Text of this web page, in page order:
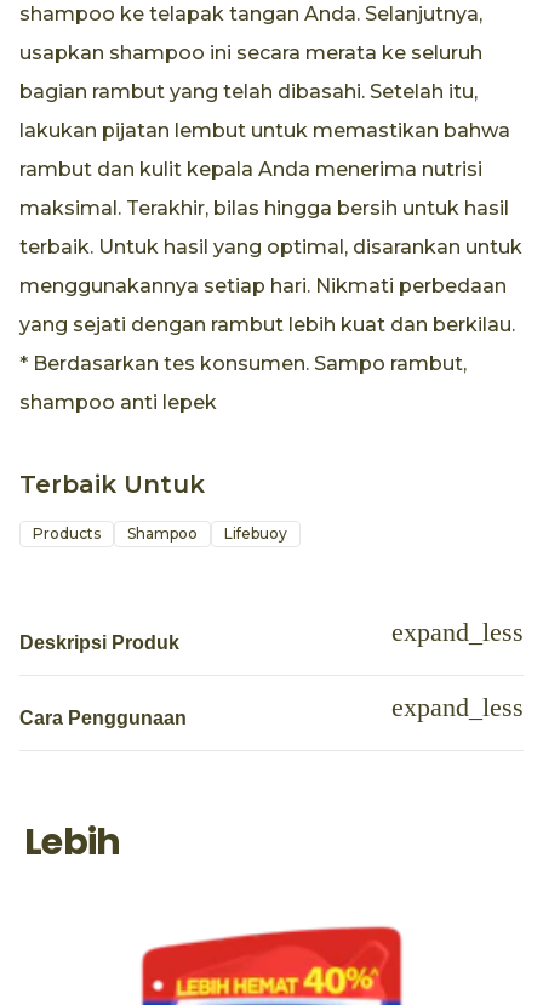
shampoo ke telapak tangan Anda. Selanjutnya,
usapkan shampoo ini secara merata ke seluruh
bagian rambut yang telah dibasahi. Setelah itu,
lakukan pijatan lembut untuk memastikan bahwa
rambut dan kulit kepala Anda menerima nutrisi
maksimal. Terakhir, bilas hingga bersih untuk hasil
terbaik. Untuk hasil yang optimal, disarankan untuk
menggunakannya setiap hari. Nikmati perbedaan
yang sejati dengan rambut lebih kuat dan berkilau.
* Berdasarkan tes konsumen. Sampo rambut,
shampoo anti lepek
Terbaik Untuk
Products Shampoo Lifebuoy
Deskripsi Produk
Cara Penggunaan
Lebih